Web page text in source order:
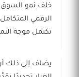
خلف نمو السوق
الرقمي
تكتمل موجة النمو
يضاف إلى ذلك